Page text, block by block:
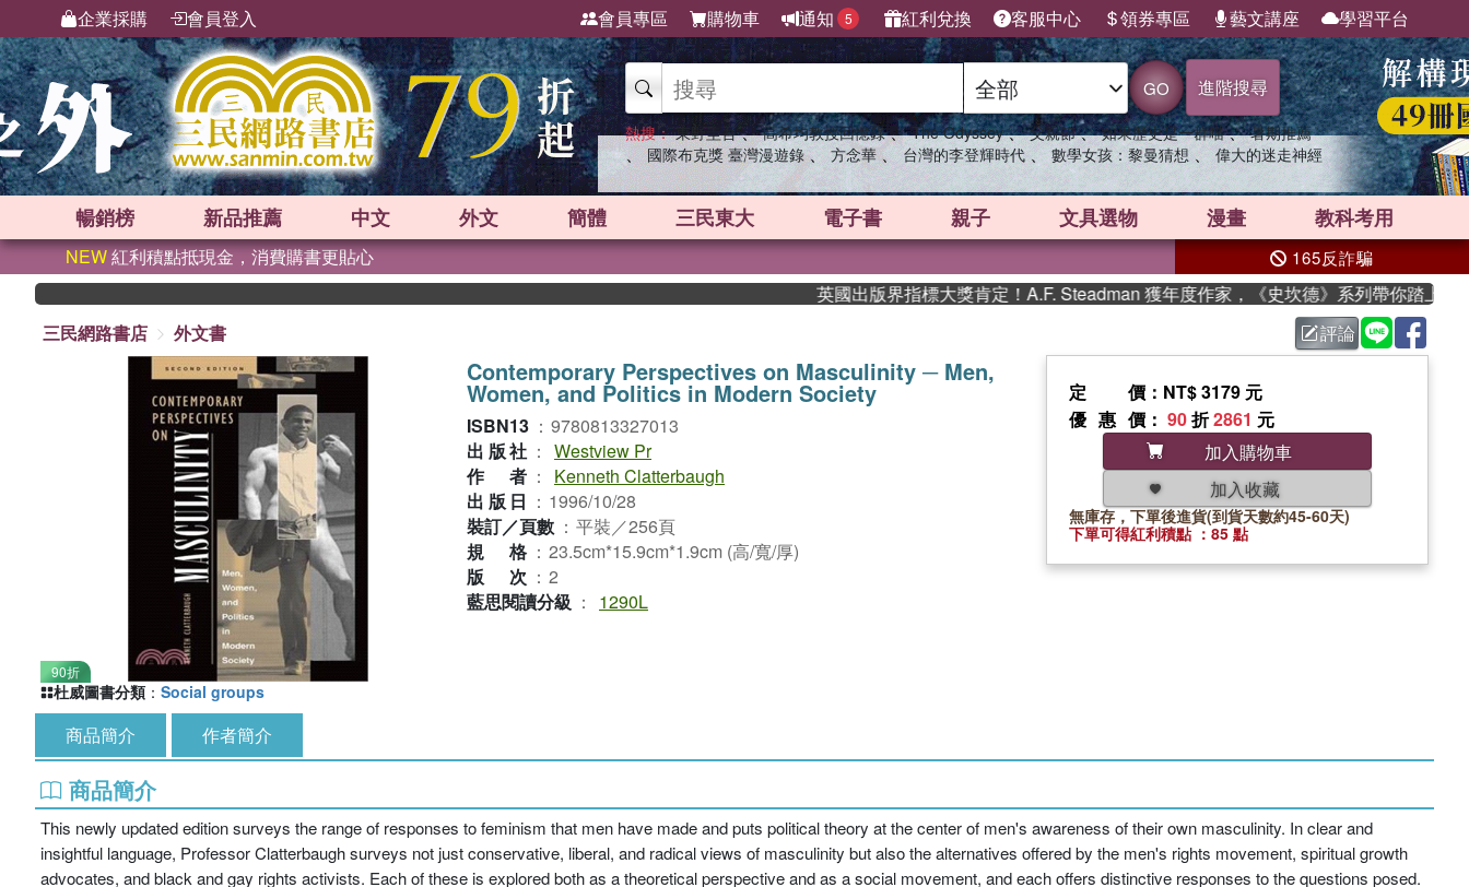
企業採購 會員登入 會員專區 購物車 通知 5 紅利兌換 客服中心 領券專區 藝文講座 學習平台
GO 進階搜尋
熱搜： 東野圭吾 、 高希均教授回憶錄 、 The Odyssey 、 父親節 、 如果歷史是一群喵 、 暑期推薦
、 國際布克獎 臺灣漫遊錄 、 方念華 、 台灣的李登輝時代 、 數學女孩：黎曼猜想 、 偉大的迷走神經
暢銷榜 新品推薦 中文 外文 簡體 三民東大 電子書 親子 文具選物 漫畫 教科考用
NEW紅利積點抵現金，消費購書更貼心 165反詐騙
英國出版界指標大獎肯定！A.F. Steadman 獲年度作家，《史坎德》系列帶你踏上熱血奇
三民網路書店
外文書 評論
90折
Contemporary Perspectives on Masculinity ─ Men,
Women, and Politics in Modern Society
ISBN13 ： 9780813327013
出版社 ： Westview Pr
作者 ：
Kenneth Clatterbaugh
出版日 ： 1996/10/28
裝訂／頁數 ： 平裝／256頁
規格 ： 23.5cm*15.9cm*1.9cm (高/寬/厚)
版次 ： 2
藍思閱讀分級 ： 1290L
定價 ：NT$ 3179 元
優惠價 ： 90折2861 元
加入購物車
加入收藏
無庫存，下單後進貨(到貨天數約45-60天)
下單可得紅利積點 ：85 點
杜威圖書分類 ： Social groups
商品簡介 作者簡介
商品簡介
This newly updated edition surveys the range of responses to feminism that men have made and puts political theory at the center of men's awareness of their own masculinity. In clear and
insightful language, Professor Clatterbaugh surveys not just conservative, liberal, and radical views of masculinity but also the alternatives offered by the men's rights movement, spiritual growth
advocates, and black and gay rights activists. Each of these is explored both as a theoretical perspective and as a social movement, and each offers distinctive responses to the questions posed.